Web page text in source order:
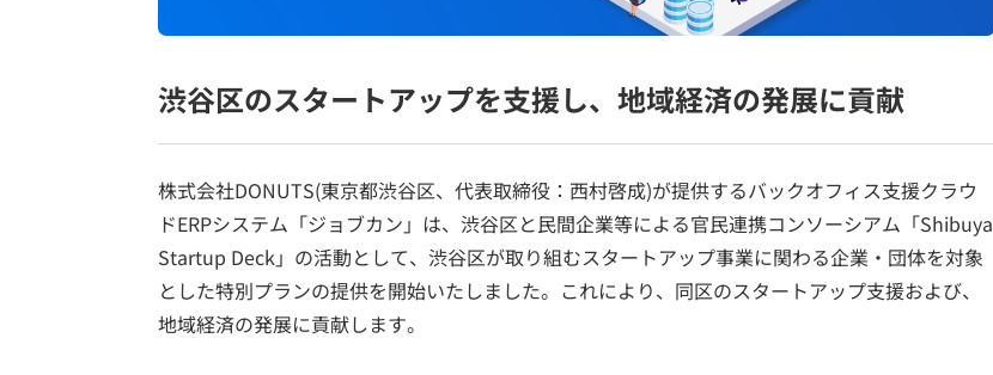
渋谷区のスタートアップを支援し、地域経済の発展に貢献
株式会社DONUTS(東京都渋谷区、代表取締役：西村啓成)が提供するバックオフィス支援クラウ
ドERPシステム「ジョブカン」は、渋谷区と民間企業等による官民連携コンソーシアム「Shibuya
Startup Deck」の活動として、渋谷区が取り組むスタートアップ事業に関わる企業・団体を対象
とした特別プランの提供を開始いたしました。これにより、同区のスタートアップ支援および、
地域経済の発展に貢献します。